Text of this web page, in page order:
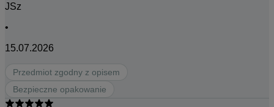
JSz
•
15.07.2026
Przedmiot zgodny z opisem
Bezpieczne opakowanie